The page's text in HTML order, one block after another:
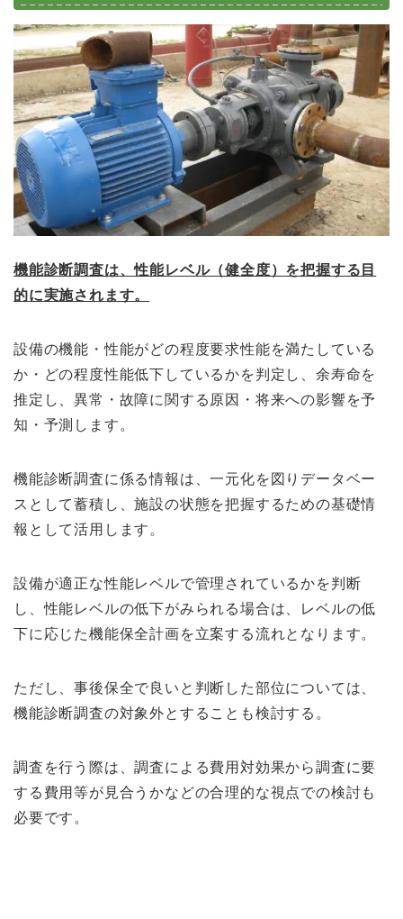
機能診断調査は、性能レベル（健全度）を把握する目
的に実施されます。
設備の機能・性能がどの程度要求性能を満たしている
か・どの程度性能低下しているかを判定し、 余寿命を
推定し、異常・故障に関する原因・ 将来への影響を予
知・予測します。
機能診断調査に係る情報は、一元化を図りデータベー
スとして蓄積し、施設の状態を把握するための基礎情
報として活用します。
設備が適正な性能レベルで管理されているかを判断
し、性能レベルの低下がみられる場合は、レベルの低
下に応じた機能保全計画を立案する流れとなります。
ただし、事後保全で良いと判断した部位については、
機能診断調査の対象外とすることも検討する。
調査を行う際は、調査による費用対効果から調査に要
する費用等が見合うかなどの合理的な視点での検討も
必要です。